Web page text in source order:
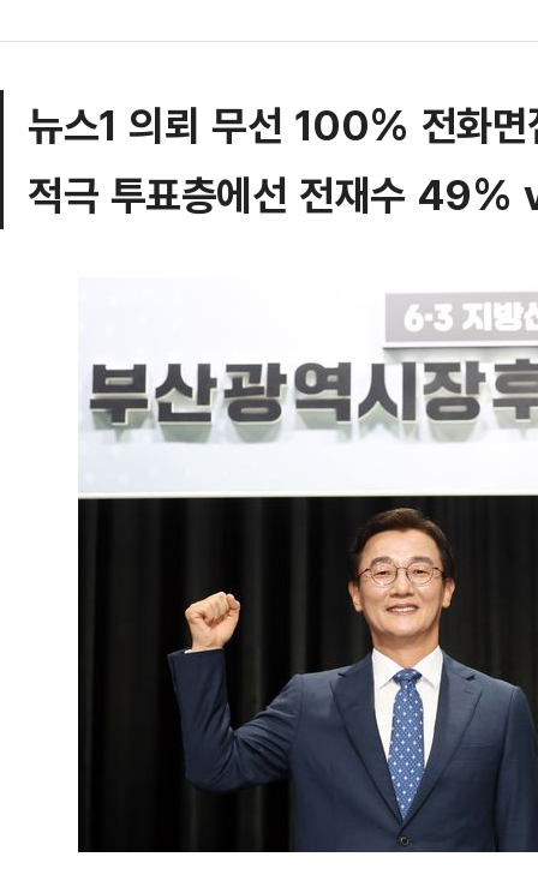
뉴스1 의뢰 무선 100% 전화면
적극 투표층에선 전재수